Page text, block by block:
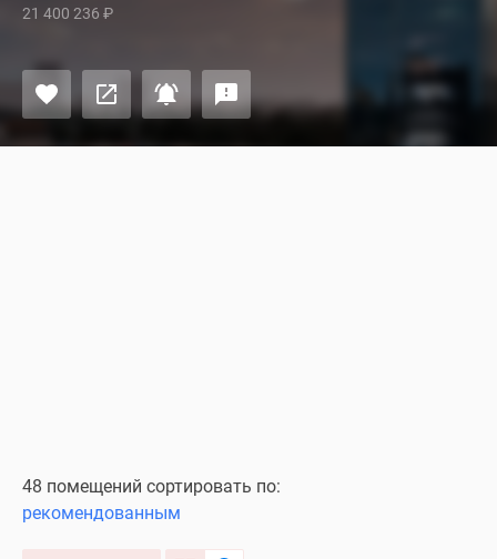
21 400 236 ₽
48 помещений сортировать по:
рекомендованным